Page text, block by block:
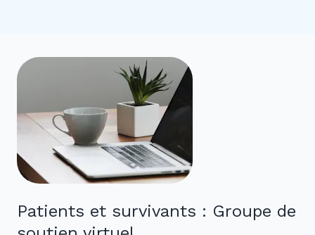
Patients et survivants : Groupe de